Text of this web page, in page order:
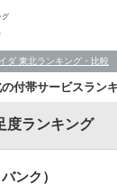
グ
ダ 東北ランキング・比較
の付帯サービスラン
度ランキング
ンク）